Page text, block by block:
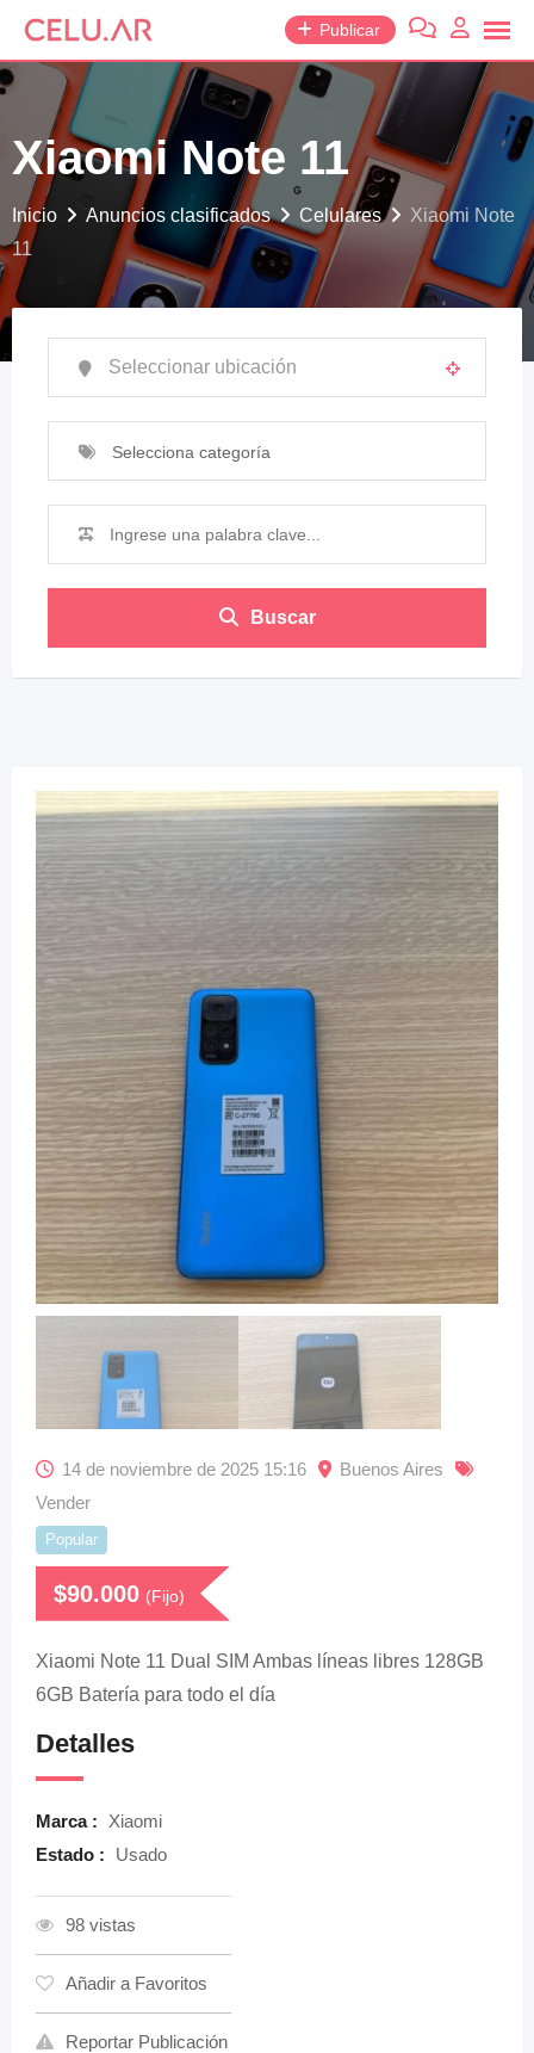
saltar
contenido
Publicar
Xiaomi Note 11
Inicio Anuncios clasificados Celulares
Xiaomi Note
11
Selecciona categoría
Buscar
14 de noviembre de 2025 15:16
Buenos Aires
Vender
Popular
$90.000 (Fijo)
Xiaomi Note 11 Dual SIM Ambas líneas libres 128GB
6GB Batería para todo el día
Detalles
Marca :
Xiaomi
Estado :
Usado
98 vistas
Añadir a Favoritos
Reportar Publicación